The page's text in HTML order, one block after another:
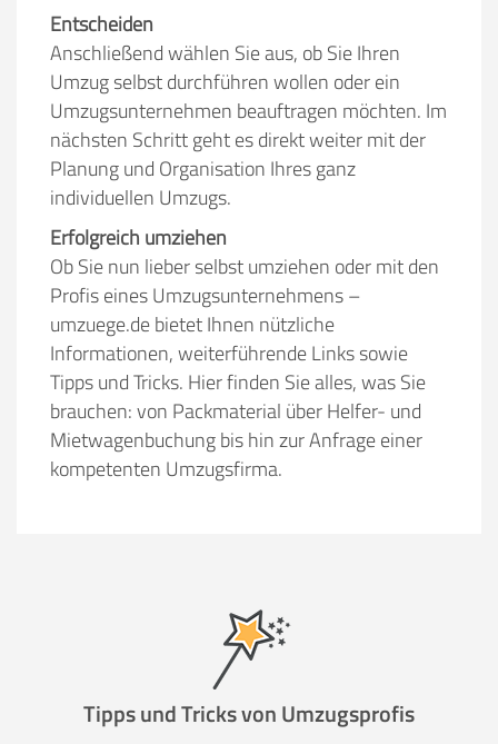
Entscheiden
Anschließend wählen Sie aus, ob Sie Ihren
Umzug selbst durchführen wollen oder ein
Umzugsunternehmen beauftragen möchten. Im
nächsten Schritt geht es direkt weiter mit der
Planung und Organisation Ihres ganz
individuellen Umzugs.
Erfolgreich umziehen
Ob Sie nun lieber selbst umziehen oder mit den
Profis eines Umzugsunternehmens –
umzuege.de bietet Ihnen nützliche
Informationen, weiterführende Links sowie
Tipps und Tricks. Hier finden Sie alles, was Sie
brauchen: von Packmaterial über Helfer- und
Mietwagenbuchung bis hin zur Anfrage einer
kompetenten Umzugsfirma.
Tipps und Tricks von Umzugsprofis